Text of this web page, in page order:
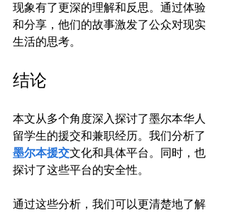
现象有了更深的理解和反思。通过体验
和分享，他们的故事激发了公众对现实
结论
本文从多个角度深入探讨了墨尔本华人
留学生的援交和兼职经历。我们分析了
墨尔本援交文化和具体平台。同时，也
探讨了这些平台的安全性。
通过这些分析，我们可以更清楚地了解